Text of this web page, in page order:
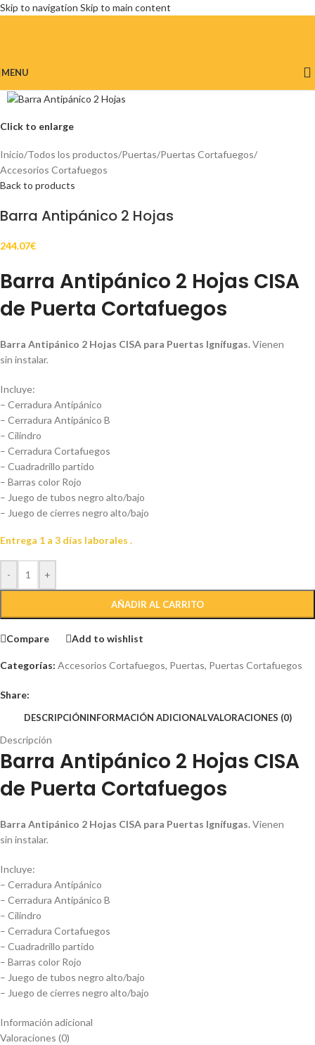
Skip to navigation Skip to main content
MENU
Click to enlarge
Inicio/Todos los productos/Puertas/Puertas Cortafuegos/
Accesorios Cortafuegos
Back to products
Barra Antipánico 2 Hojas
244.07€
Barra Antipánico 2 Hojas CISA
de Puerta Cortafuegos
Barra Antipánico 2 Hojas CISA para Puertas Ignífugas.Vienen
sin instalar.
Incluye:
– Cerradura Antipánico
– Cerradura Antipánico B
– Cilindro
– Cerradura Cortafuegos
– Cuadradrillo partido
– Barras color Rojo
– Juego de tubos negro alto/bajo
– Juego de cierres negro alto/bajo
Entrega 1 a 3 días laborales .
- +
AÑADIR AL CARRITO
Compare Add to wishlist
Categorías: Accesorios Cortafuegos, Puertas, Puertas Cortafuegos
Share:
DESCRIPCIÓNINFORMACIÓN ADICIONALVALORACIONES (0)
Descripción
Barra Antipánico 2 Hojas CISA
de Puerta Cortafuegos
Barra Antipánico 2 Hojas CISA para Puertas Ignífugas.Vienen
sin instalar.
Incluye:
– Cerradura Antipánico
– Cerradura Antipánico B
– Cilindro
– Cerradura Cortafuegos
– Cuadradrillo partido
– Barras color Rojo
– Juego de tubos negro alto/bajo
– Juego de cierres negro alto/bajo
Información adicional
Valoraciones (0)